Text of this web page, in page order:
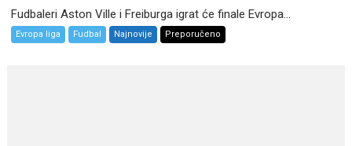
Fudbaleri Aston Ville i Freiburga igrat će finale Evropa...
Evropa liga Fudbal Najnovije Preporučeno